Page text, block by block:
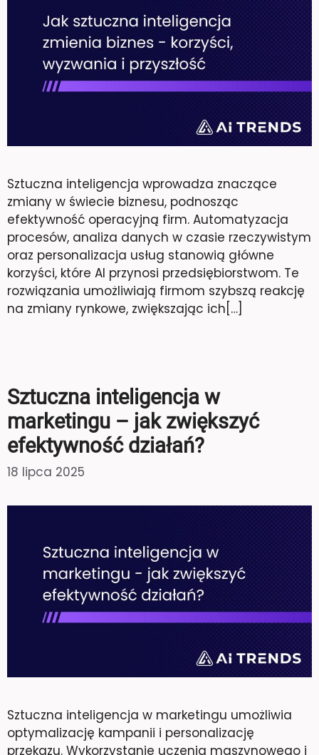
Sztuczna inteligencja wprowadza znaczące
zmiany w świecie biznesu, podnosząc
efektywność operacyjną firm. Automatyzacja
procesów, analiza danych w czasie rzeczywistym
oraz personalizacja usług stanowią główne
korzyści, które AI przynosi przedsiębiorstwom. Te
rozwiązania umożliwiają firmom szybszą reakcję
na zmiany rynkowe, zwiększając ich[…]
Sztuczna inteligencja w
marketingu – jak zwiększyć
efektywność działań?
18 lipca 2025
Sztuczna inteligencja w marketingu umożliwia
optymalizację kampanii i personalizację
przekazu. Wykorzystanie uczenia maszynowego i